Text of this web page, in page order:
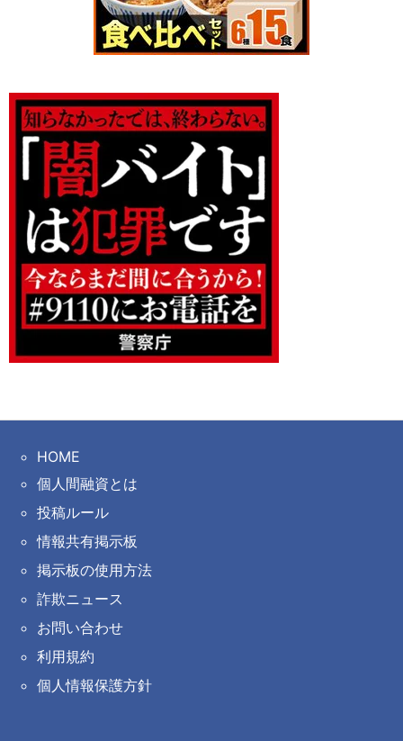
HOME
個人間融資とは
投稿ルール
情報共有掲示板
掲示板の使用方法
詐欺ニュース
お問い合わせ
利用規約
個人情報保護方針